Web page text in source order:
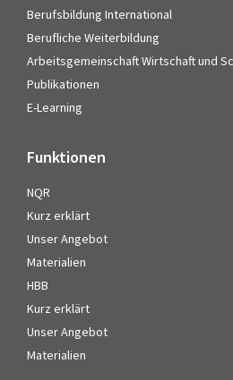
Berufsbildung International
Berufliche Weiterbildung
Arbeitsgemeinschaft Wirtschaft und
Publikationen
E-Learning
Funktionen
NQR
Kurz erklärt
Unser Angebot
Materialien
HBB
Kurz erklärt
Unser Angebot
Materialien